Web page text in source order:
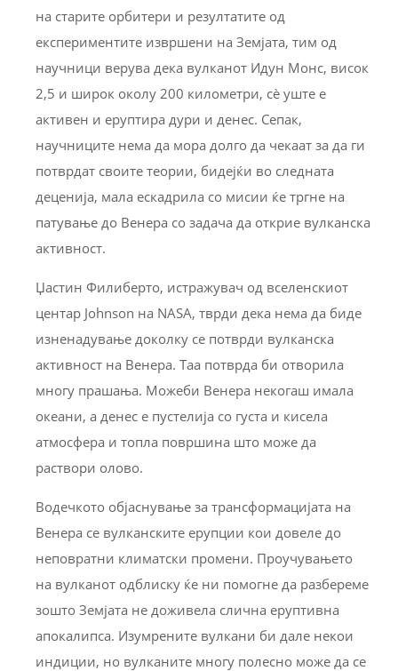
на старите орбитери и резултатите од
експериментите извршени на Земјата, тим од
научници верува дека вулканот Идун Монс, висок
2,5 и широк околу 200 километри, сè уште е
активен и еруптира дури и денес. Сепак,
научниците нема да мора долго да чекаат за да ги
потврдат своите теории, бидејќи во следната
деценија, мала ескадрила со мисии ќе тргне на
патување до Венера со задача да открие вулканска
активност.
Џастин Филиберто, истражувач од вселенскиот
центар Johnson на NASA, тврди дека нема да биде
изненадување доколку се потврди вулканска
активност на Венера. Таа потврда би отворила
многу прашања. Можеби Венера некогаш имала
океани, а денес е пустелија со густа и кисела
атмосфера и топла површина што може да
раствори олово.
Водечкото објаснување за трансформацијата на
Венера се вулканските ерупции кои довеле до
неповратни климатски промени. Проучувањето
на вулканот одблиску ќе ни помогне да разбереме
зошто Земјата не доживела слична еруптивна
апокалипса. Изумрените вулкани би дале некои
индиции, но вулканите многу полесно може да се